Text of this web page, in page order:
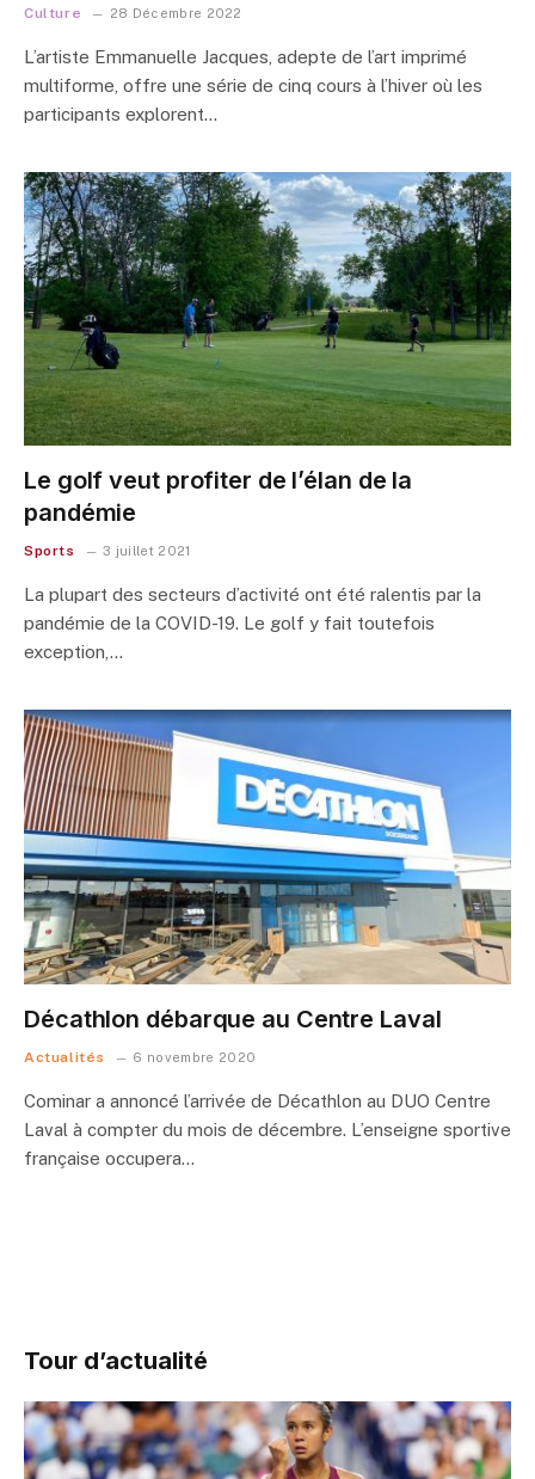
Culture 28 Décembre 2022
L’artiste Emmanuelle Jacques, adepte de l’art imprimé
multiforme, offre une série de cinq cours à l’hiver où les
participants explorent…
Le golf veut profiter de l’élan de la
pandémie
Sports 3 juillet 2021
La plupart des secteurs d’activité ont été ralentis par la
pandémie de la COVID-19. Le golf y fait toutefois
exception,…
Décathlon débarque au Centre Laval
Actualités 6 novembre 2020
Cominar a annoncé l’arrivée de Décathlon au DUO Centre
Laval à compter du mois de décembre. L’enseigne sportive
française occupera…
Tour d’actualité